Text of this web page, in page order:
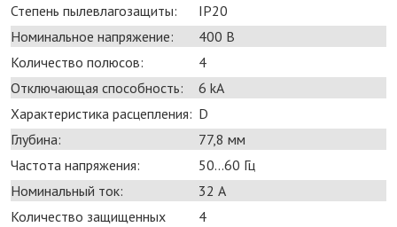
Степень пылевлагозащиты:
IP20
Номинальное напряжение:
400 В
Количество полюсов:
4
Отключающая способность:
6 kA
Характеристика расцепления: D
Глубина:
77,8 мм
Частота напряжения:
50...60 Гц
Номинальный ток:
32 А
Количество защищенных
4